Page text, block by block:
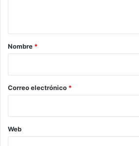
r
*
Nombre *
Correo electrónico *
Web